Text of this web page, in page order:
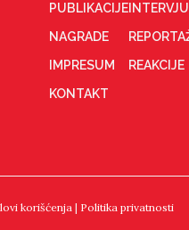
PUBLIKACIJE
NAGRADE
IMPRESUM
KONTAKT
INTERVJU
REAKCIJE
korišćenja | Politika privatnosti